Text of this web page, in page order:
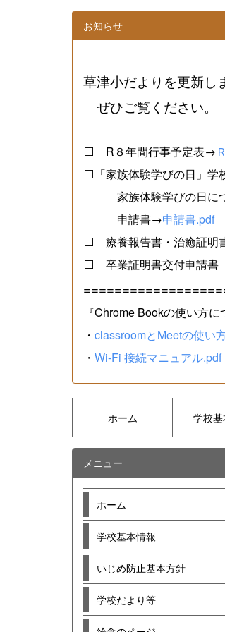
お知らせ
草津小だよりを更新し
ぜひご覧ください。
⬜ R８年間行事予定表→
⬜「家族体験学びの日」
家族体験学びの日に
申請書→申請書.pdf
⬜ 療養報告書・治癒証明
⬜ 卒業証明書交付申請
『Chrome Bookの使い方
・ classroomとMeetの使い
・ Wi-Fi 接続マニュアル.pdf
ホーム 学校
メニュー
ホーム
学校基本情報
いじめ防止基本方針
学校だより等